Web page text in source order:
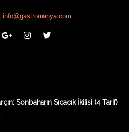
info@gastromanya.com
Sonbaharın Sıcacık İkilisi (4 Tarif)